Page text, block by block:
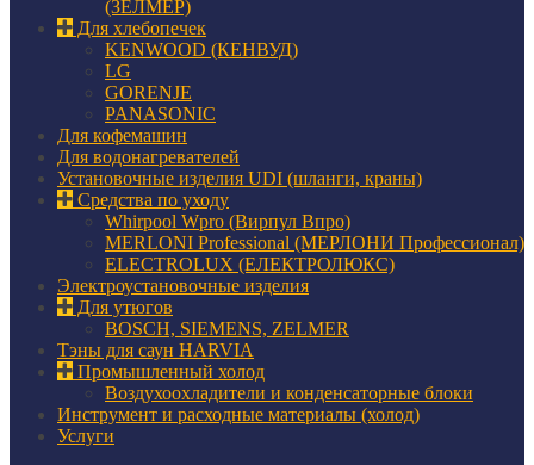
(ЗЕЛМЕР)
Для хлебопечек
KENWOOD (КЕНВУД)
LG
GORENJE
PANASONIC
Для кофемашин
Для водонагревателей
Установочные изделия UDI (шланги, краны)
Средства по уходу
Whirpool Wpro (Вирпул Впро)
MERLONI Professional (МЕРЛОНИ Профессионал)
ELECTROLUX (ЕЛЕКТРОЛЮКС)
Электроустановочные изделия
Для утюгов
BOSCH, SIEMENS, ZELMER
Тэны для саун HARVIA
Промышленный холод
Воздухоохладители и конденсаторные блоки
Инструмент и расходные материалы (холод)
Услуги